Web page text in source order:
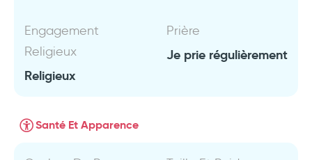
Engagement
Religieux
Religieux
Prière
Je prie régulièrement
Santé Et Apparence